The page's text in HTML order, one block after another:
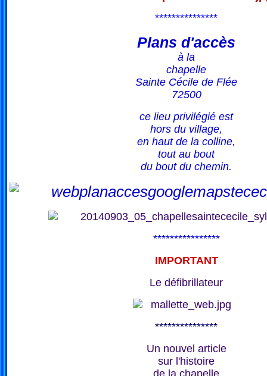
***************
Plans d'accès
à la
chapelle
Sainte Cécile de Flée
72500
ce lieu privilégié est
hors du village,
en haut de la colline,
tout au bout
du bout du chemin.
****************
IMPORTANT
Le défibrillateur
***************
Un nouvel article
sur l'histoire
de la chapelle